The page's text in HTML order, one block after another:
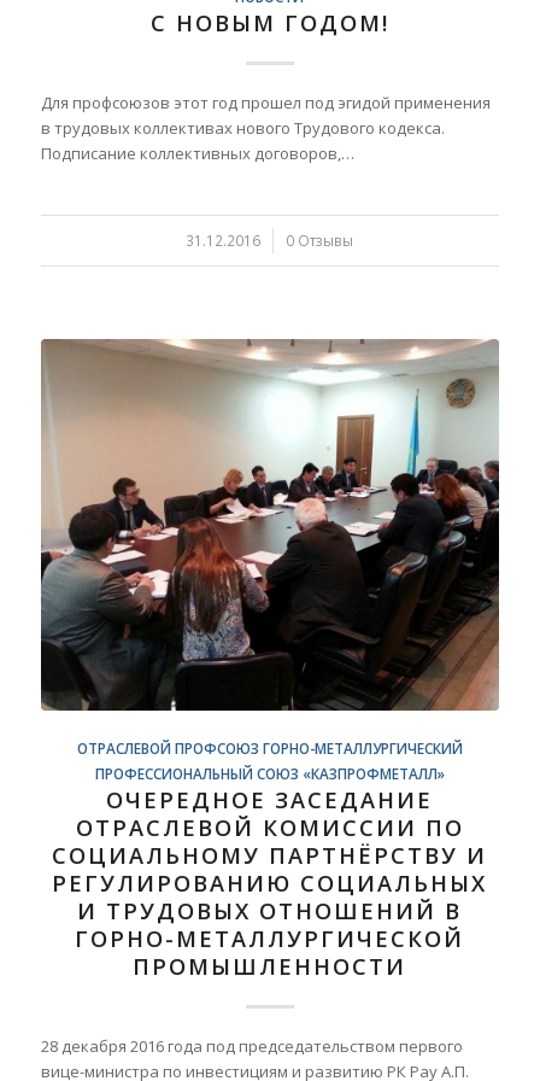
С НОВЫМ ГОДОМ!
Для профсоюзов этот год прошел под эгидой применения
в трудовых коллективах нового Трудового кодекса.
Подписание коллективных договоров,…
31.12.2016
/ 0 Отзывы
ОТРАСЛЕВОЙ ПРОФСОЮЗ ГОРНО-МЕТАЛЛУРГИЧЕСКИЙ
ПРОФЕССИОНАЛЬНЫЙ СОЮЗ «КАЗПРОФМЕТАЛЛ»
ОЧЕРЕДНОЕ ЗАСЕДАНИЕ
ОТРАСЛЕВОЙ КОМИССИИ ПО
СОЦИАЛЬНОМУ ПАРТНЁРСТВУ И
РЕГУЛИРОВАНИЮ СОЦИАЛЬНЫХ
И ТРУДОВЫХ ОТНОШЕНИЙ В
ГОРНО-МЕТАЛЛУРГИЧЕСКОЙ
ПРОМЫШЛЕННОСТИ
28 декабря 2016 года под председательством первого
вице-министра по инвестициям и развитию РК Рау А.П.